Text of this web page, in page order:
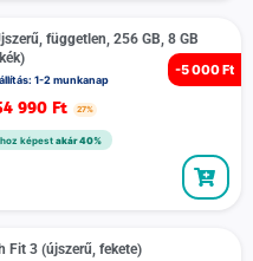
-5 000 Ft
független, 256 GB, 8 GB
1-2 munkanap
990 Ft 27%
képest akár 40%
Fit 3 (újszerű, fekete)